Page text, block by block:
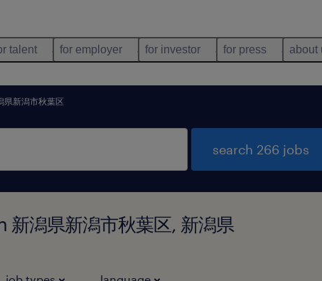
talent for employer for investor for press about
県新潟市秋葉区
search 266 jobs
潟県新潟市秋葉区, 新潟県